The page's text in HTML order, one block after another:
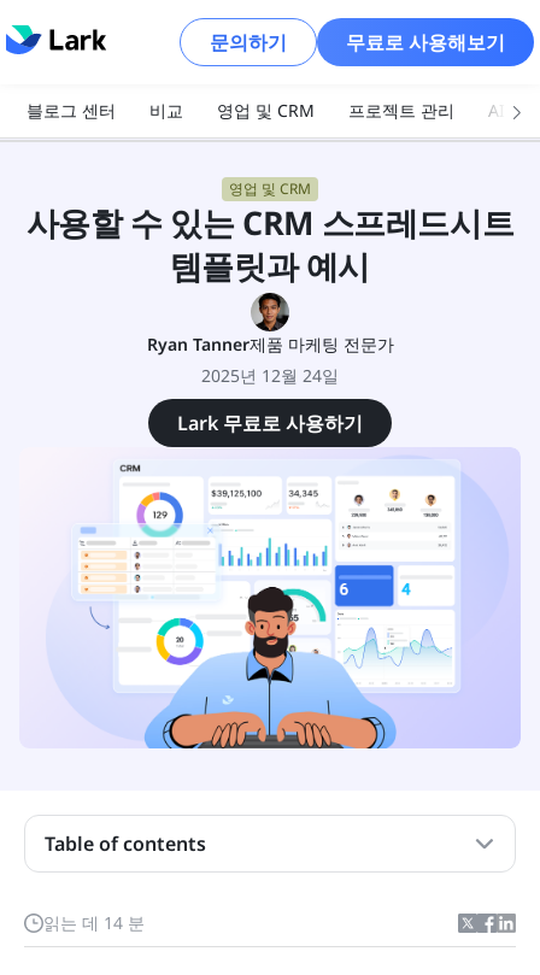
문의하기 무료로 사용해보기
블로그 센터 비교 영업 및 CRM 프로젝트 관리 AI 및
영업 및 CRM
사용할 수 있는 CRM 스프레드시트
템플릿과 예시
Ryan Tanner제품 마케팅 전문가
2025년 12월 24일
Lark 무료로 사용하기
읽는 데 14 분
Table of contents
CRM 스프레드시트란 무엇입니까?
Lark 템플릿–CRM 스프레드시트의 더 스마트한 대안